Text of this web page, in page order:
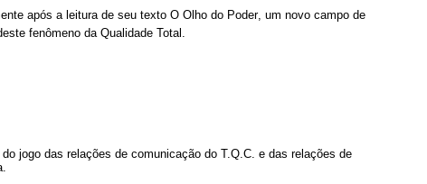
após a leitura de seu texto O Olho do Poder, um novo campo de
fenômeno da Qualidade Total.
jogo das relações de comunicação do T.Q.C. e das relações de